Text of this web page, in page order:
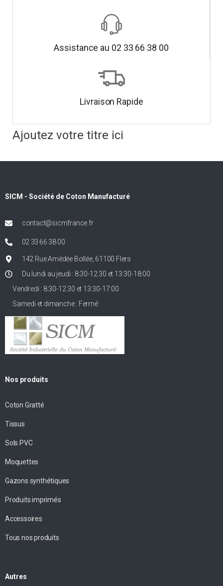
Assistance au 02 33 66 38 00
Livraison Rapide
Ajoutez votre titre ici
SICM - Société de Coton Manufacturé
contact@sicmfrance.fr
02 33 66 38 00
142 Rue Amédée Bollée, 61100 Flers
Du lundi au jeudi : 8:30-12:30 et 13:30-18:00
Vendredi : 8:30-12:30 et 13:30-17:00
Samedi et dimanche : Fermé
Nos produits
Coton Gratté
Tissus
Sols PVC
Moquettes
Gazons synthétiques
Produits imprimés
Accessoires
Tous nos produits
Autres